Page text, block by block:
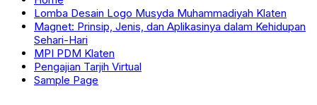
Lomba Desain Logo Musyda Muhammadiyah Klaten
Magnet: Prinsip, Jenis, dan Aplikasinya dalam Kehidupan
Sehari-Hari
MPI PDM Klaten
Pengajian Tarjih Virtual
Sample Page